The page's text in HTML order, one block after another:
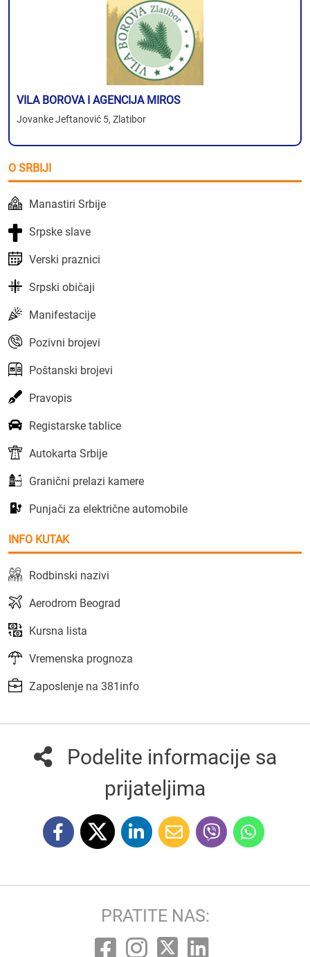
VILA BOROVA I AGENCIJA MIROS
Jovanke Jeftanović 5, Zlatibor
O SRBIJI
Manastiri Srbije
Srpske slave
Verski praznici
Srpski običaji
Manifestacije
Pozivni brojevi
Poštanski brojevi
Pravopis
Registarske tablice
Autokarta Srbije
Granični prelazi kamere
Punjači za električne automobile
INFO KUTAK
Rodbinski nazivi
Aerodrom Beograd
Kursna lista
Vremenska prognoza
Zaposlenje na 381info
Podelite informacije sa
prijateljima
PRATITE NAS: